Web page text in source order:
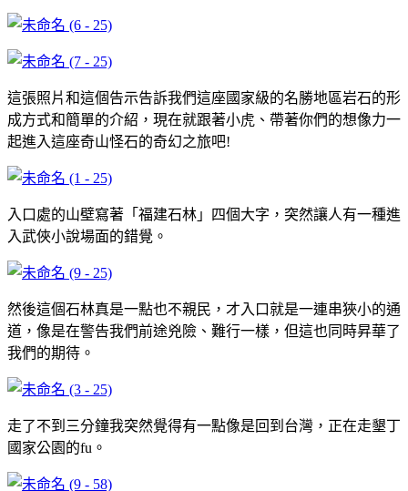
這張照片和這個告示告訴我們這座國家級的名勝地區岩石的形
成方式和簡單的介紹，現在就跟著小虎、帶著你們的想像力一
起進入這座奇山怪石的奇幻之旅吧!
入口處的山壁寫著「福建石林」四個大字，突然讓人有一種進
入武俠小說場面的錯覺。
然後這個石林真是一點也不親民，才入口就是一連串狹小的通
道，像是在警告我們前途兇險、難行一樣，但這也同時昇華了
我們的期待。
走了不到三分鐘我突然覺得有一點像是回到台灣，正在走墾丁
國家公園的fu。